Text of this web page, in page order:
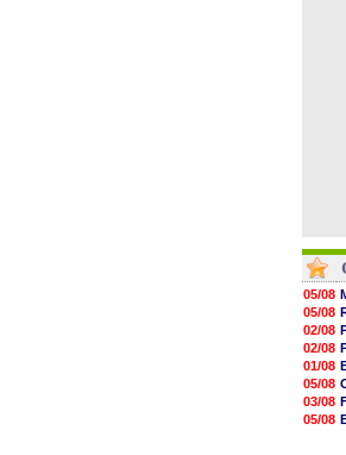
05/08
05/08
02/08
02/08
01/08
05/08
03/08
05/08